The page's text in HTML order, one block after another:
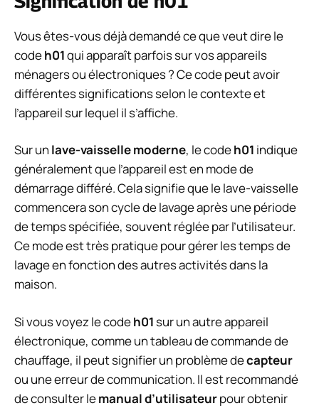
Vous êtes-vous déjà demandé ce que veut dire le
codeh01qui apparaît parfois sur vos appareils
ménagers ou électroniques ? Ce code peut avoir
différentes significations selon le contexte et
l’appareil sur lequel il s’affiche.
Sur un lave-vaisselle moderne, le codeh01 indique
généralement que l’appareil est en mode de
démarrage différé. Cela signifie que le lave-vaisselle
commencera son cycle de lavage après une période
de temps spécifiée, souvent réglée par l’utilisateur.
Ce mode est très pratique pour gérer les temps de
lavage en fonction des autres activités dans la
maison.
Si vous voyez le codeh01sur un autre appareil
électronique, comme un tableau de commande de
chauffage, il peut signifier un problème decapteur
ou une erreur de communication. Il est recommandé
de consulter lemanual d’utilisateurpour obtenir